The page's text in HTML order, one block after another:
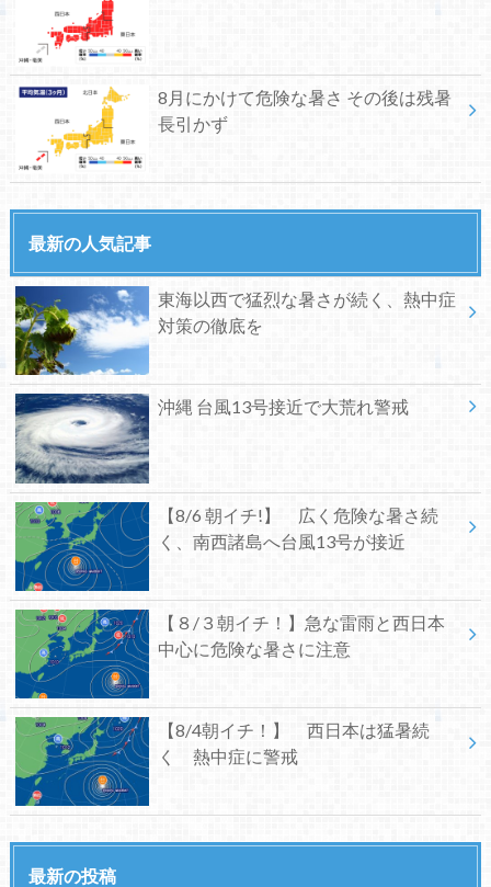
8月にかけて危険な暑さ その後は残暑
長引かず
最新の人気記事
東海以西で猛烈な暑さが続く、熱中症
対策の徹底を
沖縄 台風13号接近で大荒れ警戒
【8/6 朝イチ!】 広く危険な暑さ続
く、南西諸島へ台風13号が接近
【８/３朝イチ！】急な雷雨と西日本
中心に危険な暑さに注意
【8/4朝イチ！】 西日本は猛暑続
く 熱中症に警戒
最新の投稿